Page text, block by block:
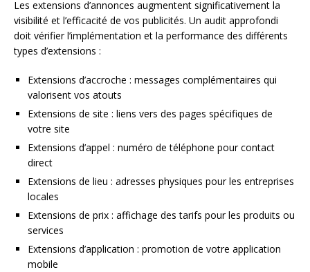
Les extensions d’annonces augmentent significativement la
visibilité et l’efficacité de vos publicités. Un audit approfondi
doit vérifier l’implémentation et la performance des différents
types d’extensions :
Extensions d’accroche : messages complémentaires qui
valorisent vos atouts
Extensions de site : liens vers des pages spécifiques de
votre site
Extensions d’appel : numéro de téléphone pour contact
direct
Extensions de lieu : adresses physiques pour les entreprises
locales
Extensions de prix : affichage des tarifs pour les produits ou
services
Extensions d’application : promotion de votre application
mobile